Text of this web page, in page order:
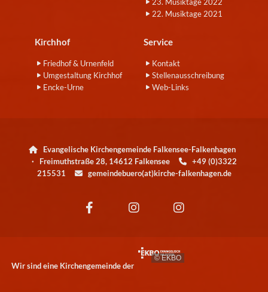
22. Musiktage 2021
Kirchhof
Friedhof & Urnenfeld
Umgestaltung Kirchhof
Encke-Urne
Service
Kontakt
Stellenausschreibung
Web-Links

Evangelische Kirchengemeinde Falkensee-Falkenhagen
· Freimuthstraße 28, 14612 Falkensee
+49 (0)3322
215531
gemeindebuero(at)kirche-falkenhagen.de
Wir sind eine Kirchengemeinde der
© EKBO